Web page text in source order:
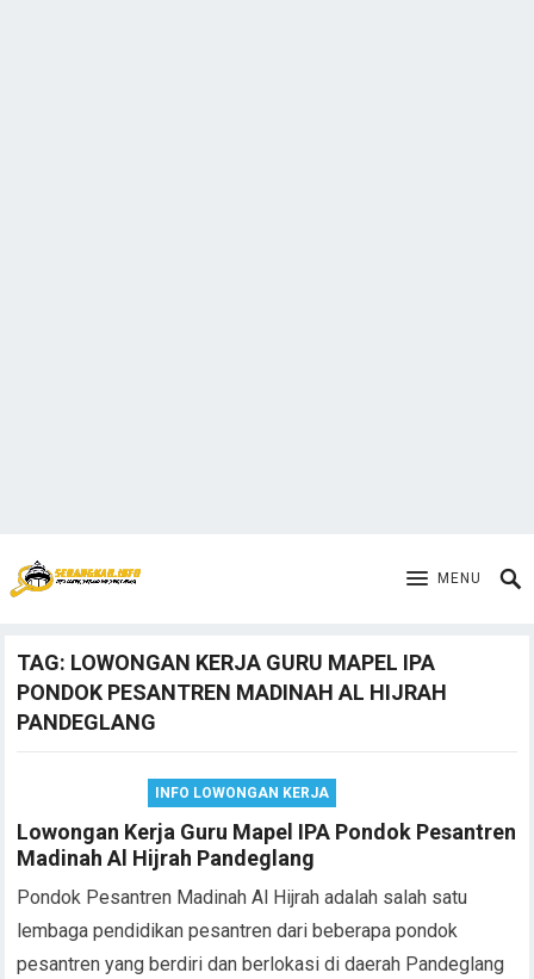
MENU
TAG: LOWONGAN KERJA GURU MAPEL IPA
PONDOK PESANTREN MADINAH AL HIJRAH
PANDEGLANG
INFO LOWONGAN KERJA
Lowongan Kerja Guru Mapel IPA Pondok Pesantren
Madinah Al Hijrah Pandeglang
Pondok Pesantren Madinah Al Hijrah adalah salah satu
lembaga pendidikan pesantren dari beberapa pondok
pesantren yang berdiri dan berlokasi di daerah Pandeglang